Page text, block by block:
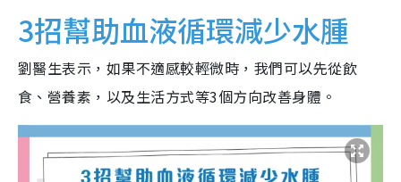
3招幫助血液循環減少水腫
劉醫生表示，如果不適感較輕微時，我們可以先從飲
食、營養素，以及生活方式等3個方向改善身體。